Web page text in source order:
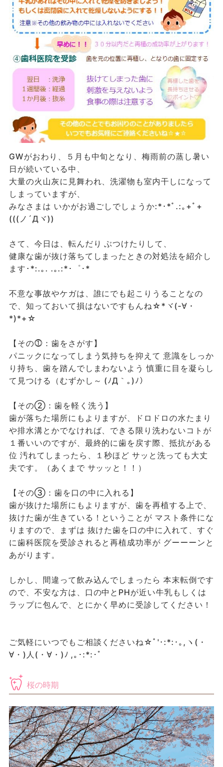
GWがおわり、５月も中旬となり、梅雨前の蒸し暑い
日が続いている中、
大量の火山灰に見舞われ、洗濯物も室内干しになって
しまっていますが、
みなさまは いかがお過ごしでしょうか:*･*ﾟ.:｡+ﾟ+
(((ノ´Дヾ))
さて、今日は、転んだり ぶつけたりして、
健康な歯が抜け落ちてしまったときの対処法を紹介し
ます･*:.｡. .｡.:*･゜･*
不意な事故やケガは、誰にでも起こりうることなの
で、知っておいて損はないですもんね☆*ヾ(-∀・
*)*+☆
【その⓵：歯をさがす】
パニックになってしまう気持ちを抑えて 意識をしっか
り持ち、歯を踏んでしまわないよう 慎重に目を凝らし
て見つける（むずかし～ (ﾉД｀｡)ﾉ）
【その②：歯を軽く洗う】
歯が落ちた場所にもよりますが、ドロドロの水たまり
や排水溝とかでなければ、できる限り洗わないコトが
１番いいのですが、最終的に歯を戻す際、抵抗がある
位 汚れてしまったら、１秒ほど サッと洗っても大丈
夫です。（あくまで サッッと！！）
【その③：歯を口の中に入れる】
歯が抜けた場所にもよりますが、歯を再植する上で、
抜けた歯が生きている！ということが マスト条件にな
りますので、まずは 抜けた歯を口の中に入れて、すぐ
に歯科医院を受診されると再植成功率が グーーーンと
あがります。
しかし、間違って飲み込んでしまったら 本末転倒です
ので、不安な方は、口の中とPHが近い牛乳もしくは
ラップに包んで、とにかく早めに受診してください！
ご気軽にいつでもご相談くださいね☆ﾟ'･:*:･｡,ヽ(・
∀・)人(・∀・)ﾉ ,｡･:*:･ﾟ
桜の時期